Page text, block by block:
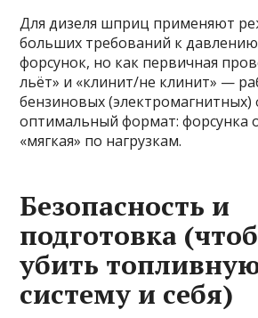
Для дизеля шприц применяют
больших требований к давлению
форсунок, но как первичная
льёт» и «клинит/не клинит» —
бензиновых
оптимальный формат: форсунка
«мягкая» по нагрузкам.
Безопасность и
подготовка
убить
систему и себя)